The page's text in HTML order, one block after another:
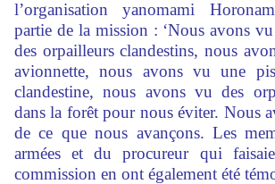
l’organisation yanomami
partie de la mission : ‘Nous avons
des orpailleurs clandestins, nous
avionnette, nous avons vu une
clandestine, nous avons vu des
dans la forêt pour nous éviter. Nous
de ce que nous avançons. Les
armées et du procureur qui
commission en ont également été